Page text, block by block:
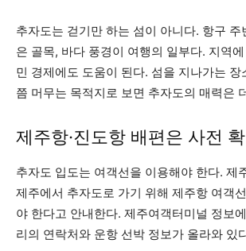
추자도는 걷기만 하는 섬이 아니다. 항구
은 골목, 바다 풍경이 여행의 일부다. 지역
민 경제에도 도움이 된다. 섬을 지나가는 장
쯤 머무는 목적지로 보면 추자도의 매력은
제주항·진도항 배편은 사전
추자도 입도는 여객선을 이용해야 한다. 제
제주에서 추자도로 가기 위해 제주항 여객
야 한다고 안내한다. 제주여객터미널 정보
리의 연락처와 운항 선박 정보가 올라와 있